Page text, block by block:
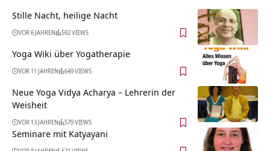
Stille Nacht, heilige Nacht
VOR 6 JAHREN 592 VIEWS
Yoga Wiki über Yogatherapie
VOR 11 JAHREN 649 VIEWS
Neue Yoga Vidya Acharya – Lehrerin der
Weisheit
VOR 13 JAHREN 579 VIEWS
Seminare mit Katyayani